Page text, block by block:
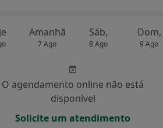
Amanhã
7 Ago
Sáb,
8 Ago
Dom,
9 Ago
O agendamento online não está
disponível
Solicite um atendimento